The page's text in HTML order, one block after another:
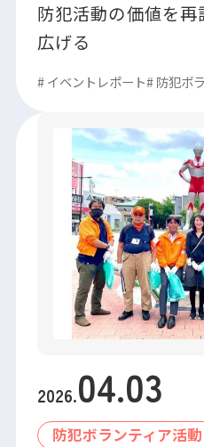
防犯活動の価値を
広げる
#イベントレポート#防犯ボ
2026.04.03
防犯ボランティア活動